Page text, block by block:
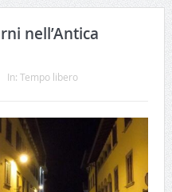
nell’Antica
In: Tempo libero